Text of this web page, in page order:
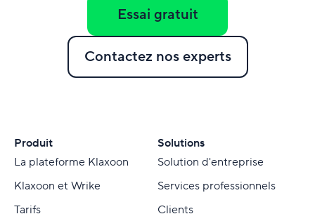
Essai gratuit
Contactez nos experts
Produit
La plateforme Klaxoon
Klaxoon et Wrike
Tarifs
Solutions
Solution d'entreprise
Services professionnels
Clients